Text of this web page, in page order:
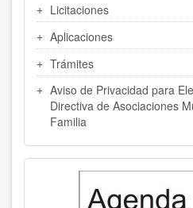
Licitaciones
Aplicaciones
Trámites
Aviso de Privacidad para
Directiva de Asociaciones
Familia